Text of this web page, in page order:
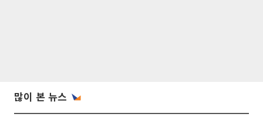
많이 본 뉴스